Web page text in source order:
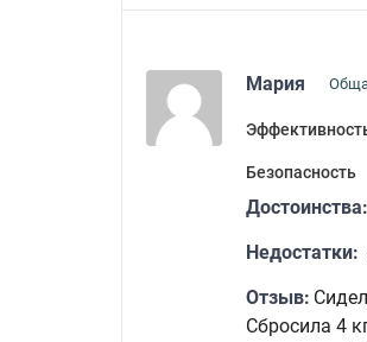
Мария
Безопасность
Достоинства:
Недостатки:
Отзыв:
Сбросила 4